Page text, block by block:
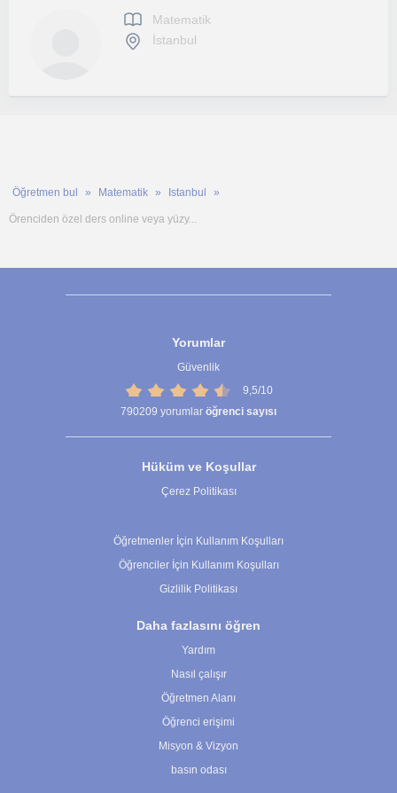
Matematik
İstanbul
Öğretmen bul Matematik Istanbul
Örenciden özel ders online veya yüzy...
Yorumlar
Güvenlik
9,5/10
790209 yorumlar öğrenci sayısı
Hüküm ve Koşullar
Çerez Politikası
Öğretmenler İçin Kullanım Koşulları
Öğrenciler İçin Kullanım Koşulları
Gizlilik Politikası
Daha fazlasını öğren
Yardım
Nasıl çalışır
Öğretmen Alanı
Öğrenci erişimi
Misyon & Vizyon
basın odası